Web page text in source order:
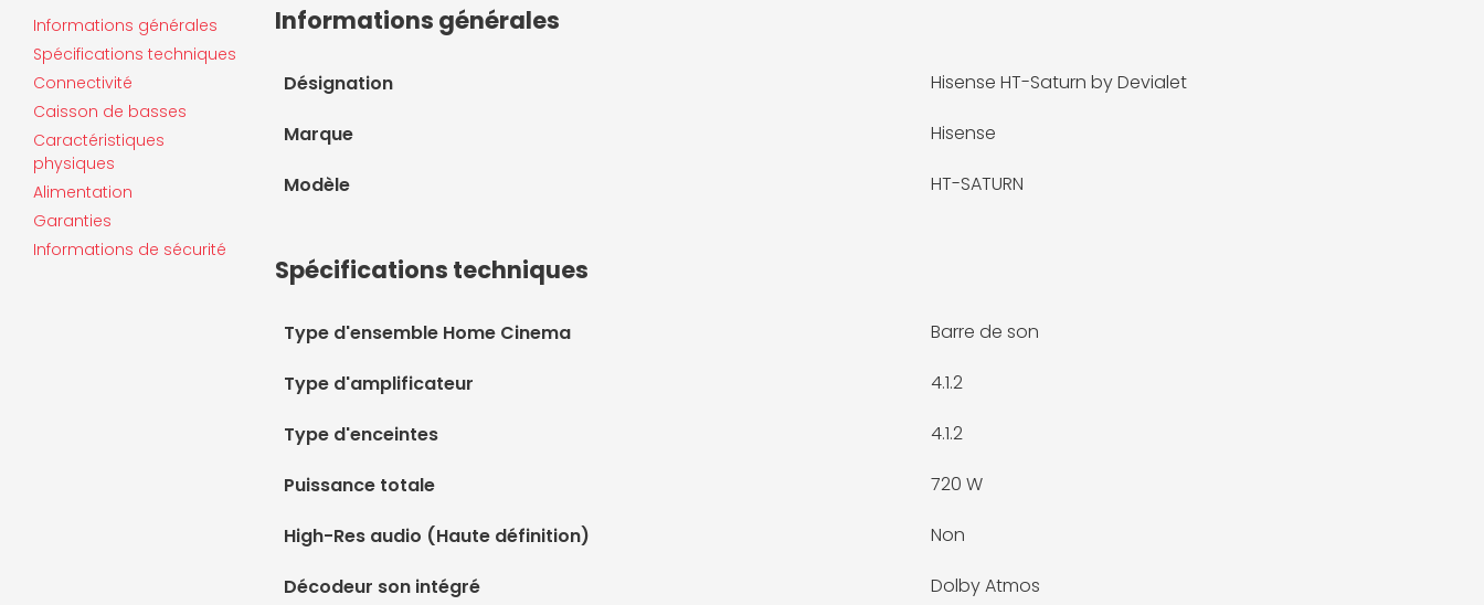
Informations générales
Spécifications techniques
Connectivité
Caisson de basses
Caractéristiques
physiques
Alimentation
Garanties
Informations de sécurité
Informations générales
Désignation Hisense HT-Saturn by Devialet
Marque Hisense
Modèle HT-SATURN
Spécifications techniques
Type d'ensemble Home Cinema Barre de son
Type d'amplificateur 4.1.2
Type d'enceintes 4.1.2
Puissance totale 720 W
High-Res audio (Haute définition) Non
Décodeur son intégré Dolby Atmos